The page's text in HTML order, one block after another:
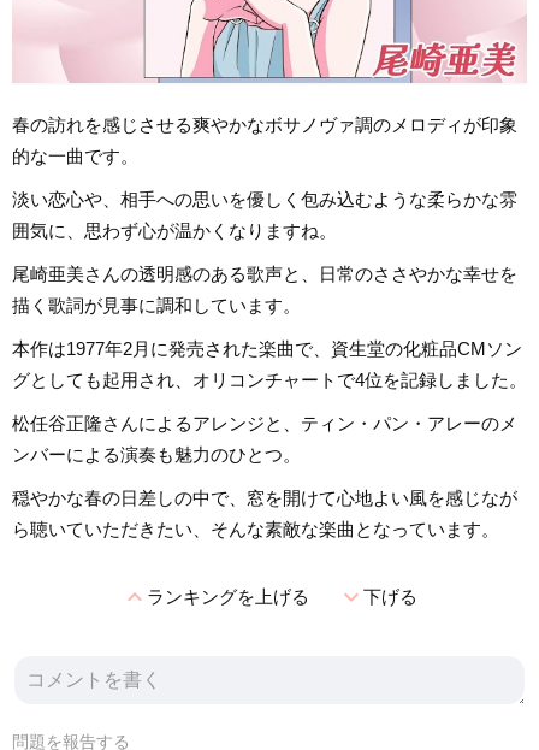
春の訪れを感じさせる爽やかなボサノヴァ調のメロディが印象
的な一曲です。
淡い恋心や、相手への思いを優しく包み込むような柔らかな雰
囲気に、思わず心が温かくなりますね。
尾崎亜美さんの透明感のある歌声と、日常のささやかな幸せを
描く歌詞が見事に調和しています。
本作は1977年2月に発売された楽曲で、資生堂の化粧品CMソン
グとしても起用され、オリコンチャートで4位を記録しました。
松任谷正隆さんによるアレンジと、ティン・パン・アレーのメ
ンバーによる演奏も魅力のひとつ。
穏やかな春の日差しの中で、窓を開けて心地よい風を感じなが
ら聴いていただきたい、そんな素敵な楽曲となっています。
expand_lessランキングを上げる expand_more下げる
問題を報告する